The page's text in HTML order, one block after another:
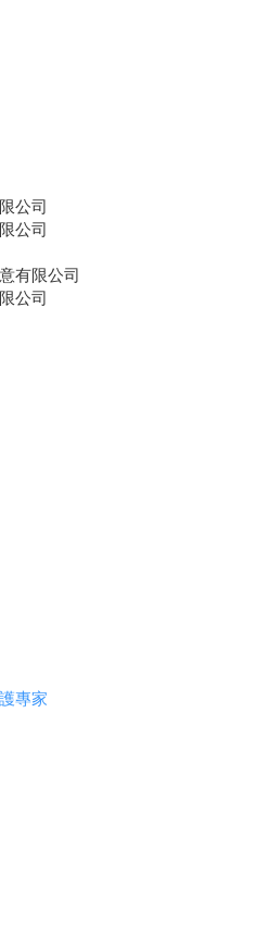
公司
公司
有限公司
公司
專家